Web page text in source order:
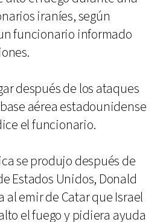
iraníes, según
funcionario informado
después de los ataques
aérea estadounidense
el funcionario.
se produjo después de
Estados Unidos, Donald
emir de Catar que Israel
el fuego y pidiera ayuda